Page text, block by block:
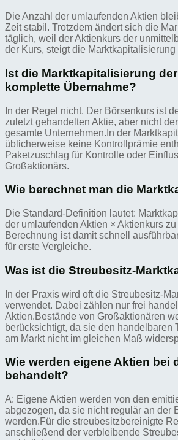
Die Anzahl der umlaufenden Aktien
Zeit stabil. Trotzdem ändert sich die
täglich, weil der Aktienkurs der
der Kurs, steigt die Marktkapitalisierung
Ist die Marktkapitalisierung
komplette Übernahme?
In der Regel nicht. Der Börsenkurs ist
zuletzt gehandelten Aktie, aber nicht
gesamte Unternehmen.In der
üblicherweise keine Kontrollprämie
Paketzuschlag für Kontrolle oder
Großaktionärs.
Wie berechnet man die
Die Standard-Definition lautet:
der umlaufenden Aktien × Aktienkurs
Berechnung ist damit schnell
für erste Vergleiche.
Was ist die Streubesitz-
In der Praxis wird oft die Streubesitz-
verwendet. Dabei zählen nur frei
Aktien.Bestände von Großaktionären
berücksichtigt, da sie den handelbaren
am Markt nicht im gleichen Maß
Wie werden eigene Aktien bei
behandelt?
A: Eigene Aktien werden von den
abgezogen, da sie nicht regulär an der
werden.Für die streubesitzbereinigte
anschließend der verbleibende